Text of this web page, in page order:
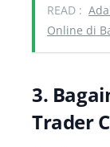
READ :
Online di
3.
Trader